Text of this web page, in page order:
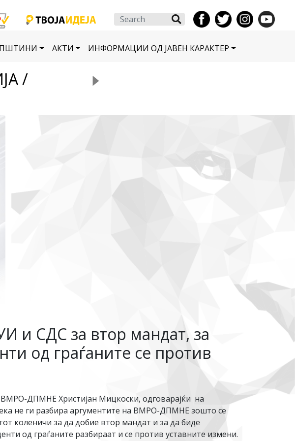
Search
АКТИ ИНФОРМАЦИИ ОД ЈАВЕН КАРАКТЕР
/
и СДС за втор мандат, за
од граѓаните се против
ДПМНЕ Христијан Мицкоски, одговарајќи на
не ги разбира аргументите на ВМРО-ДПМНЕ зошто се
коленичи за да добие втор мандат и за да биде
од граѓаните разбираат и се против уставните измени.